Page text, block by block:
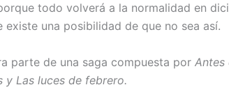
todo volverá a la normalidad en
existe una posibilidad de que no sea así.
parte de una saga compuesta por Antes
y Las luces de febrero.